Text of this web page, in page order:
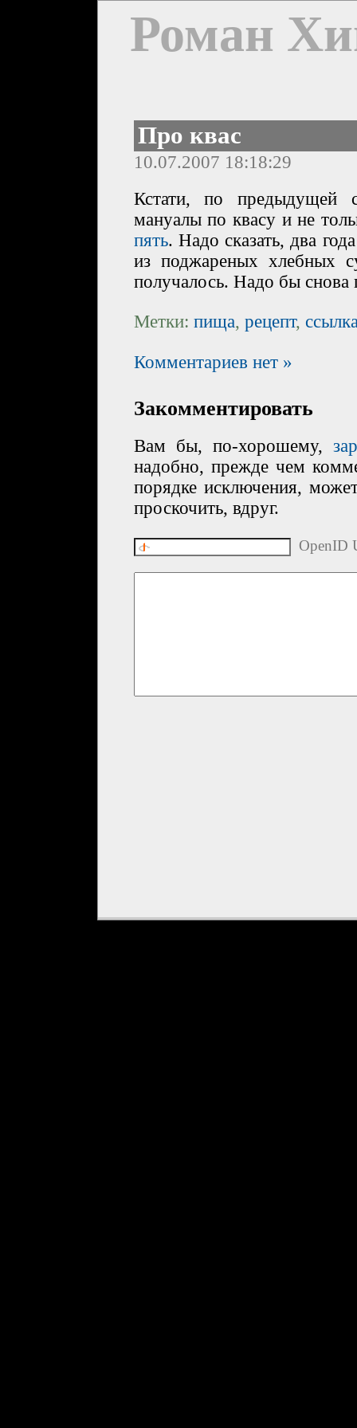
Роман
Про квас
10.07.2007 18:18:29
Кстати, по предыдущей
мануалы по квасу и не
пять. Надо сказать, два
из поджареных хлебных
получалось. Надо бы снова
Метки: пища, рецепт,
Комментариев нет »
Закомментировать
Вам бы, по-хорошему,
надобно, прежде чем
порядке исключения,
проскочить, вдруг.
OpenID